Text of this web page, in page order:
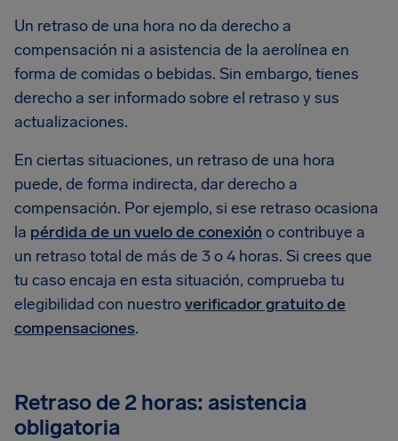
Un retraso de una hora no da derecho a
compensación ni a asistencia de la aerolínea en
forma de comidas o bebidas. Sin embargo, tienes
derecho a ser informado sobre el retraso y sus
actualizaciones.
En ciertas situaciones, un retraso de una hora
puede, de forma indirecta, dar derecho a
compensación. Por ejemplo, si ese retraso ocasiona
la pérdida de un vuelo de conexión o contribuye a
un retraso total de más de 3 o 4 horas. Si crees que
tu caso encaja en esta situación, comprueba tu
elegibilidad con nuestroverificador gratuito de
compensaciones.
Retraso de 2 horas: asistencia
obligatoria